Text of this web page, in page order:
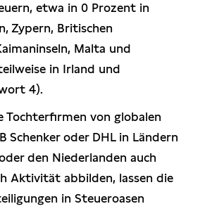
etwa in 0 Prozent in
Zypern, Britischen
Malta und
in Irland und
4).
Tochterfirmen von globalen
Schenker oder DHL in Ländern
den Niederlanden auch
Aktivität abbilden, lassen die
in Steueroasen